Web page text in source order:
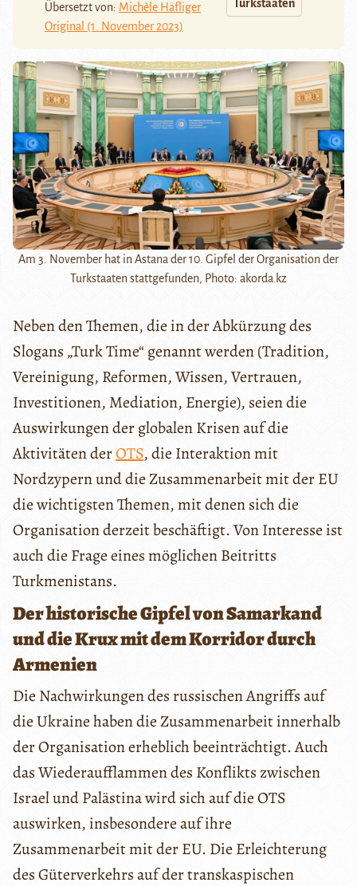
Übersetzt von: Michèle Häfliger
Original (1. November 2023)
Turkstaaten
Am 3. November hat in Astana der 10. Gipfel der Organisation der
Turkstaaten stattgefunden, Photo: akorda.kz
Neben den Themen, die in der Abkürzung des
Slogans „Turk Time“ genannt werden (Tradition,
Vereinigung, Reformen, Wissen, Vertrauen,
Investitionen, Mediation, Energie), seien die
Auswirkungen der globalen Krisen auf die
Aktivitäten derOTS, die Interaktion mit
Nordzypern und die Zusammenarbeit mit der EU
die wichtigsten Themen, mit denen sich die
Organisation derzeit beschäftigt. Von Interesse ist
auch die Frage eines möglichen Beitritts
Turkmenistans.
Der historische Gipfel von Samarkand
und die Krux mit dem Korridor durch
Armenien
Die Nachwirkungen des russischen Angriffs auf
die Ukraine haben die Zusammenarbeit innerhalb
der Organisation erheblich beeinträchtigt. Auch
das Wiederaufflammen des Konflikts zwischen
Israel und Palästina wird sich auf die OTS
auswirken, insbesondere auf ihre
Zusammenarbeit mit der EU. Die Erleichterung
des Güterverkehrs auf der transkaspischen